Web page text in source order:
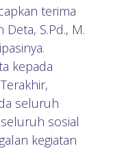
terima
S.Pd., M.
kepada
seluruh
sosial
kegiatan